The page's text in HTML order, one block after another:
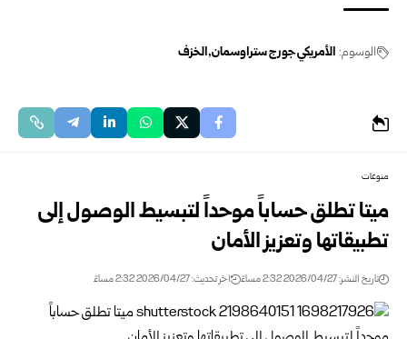
الوسوم: الأمريكي جورج ستراوسمان الخزف
منوعات
ميتا تطلق حساباً موحداً لتبسيط الوصول إلى
تطبيقاتها وتعزيز الأمان
تاريخ النشر: 2026/04/27 2:32 مساءً اخر تحديث: 2026/04/27 2:32 مساءً